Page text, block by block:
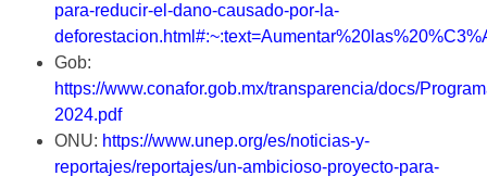
para-reducir-el-dano-causado-por-la-
Gob:
https://www.conafor.gob.mx/transparencia/docs/
2024.pdf
ONU: https://www.unep.org/es/noticias-y-
reportajes/reportajes/un-ambicioso-proyecto-para-